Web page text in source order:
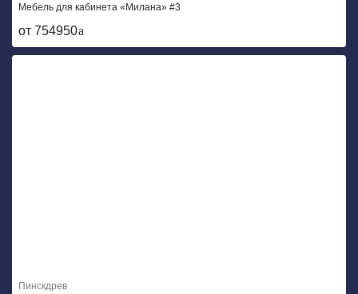
Мебель для кабинета «Милана» #3
от 754950
Пинскдрев